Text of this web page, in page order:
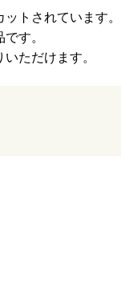
トされています。
す。
ただけます。